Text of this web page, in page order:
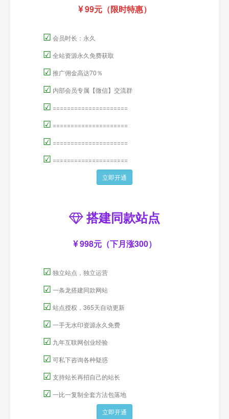
99元（限时特惠）
☑ 会员时长：永久
☑ 全站资源永久免费获取
☑ 推广佣金高达70％
☑ 内部会员专属【微信】交流群
☑ =====================
☑ =====================
☑ =====================
☑ =====================
立即开通
搭建同款站点
998元（下月涨300）
☑ 独立站点，独立运营
☑ 一条龙搭建同款网站
☑ 站点授权，365天自动更新
☑ 一手无水印资源永久免费
☑ 九年互联网创业经验
☑ 可私下咨询各种疑惑
☑ 支持站长再招自己的站长
☑ 一比一复制全套方法包落地
立即开通